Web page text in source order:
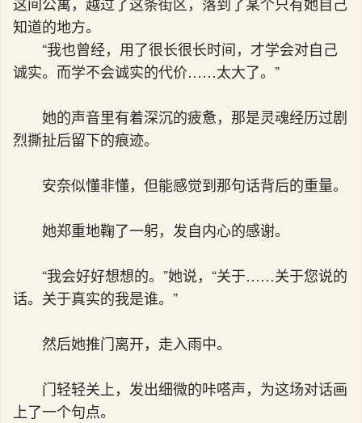
知道的地方。
“我也曾经，用了很长很长时间，才学会对自己
诚实。而学不会诚实的代价……太大了。”
她的声音里有着深沉的疲惫，那是灵魂经历过剧
烈撕扯后留下的痕迹。
安奈似懂非懂，但能感觉到那句话背后的重量。
她郑重地鞠了一躬，发自内心的感谢。
“我会好好想想的。”她说，“关于……关于您说的
话。关于真实的我是谁。”
然后她推门离开，走入雨中。
门轻轻关上，发出细微的咔嗒声，为这场对话画
上了一个句点。